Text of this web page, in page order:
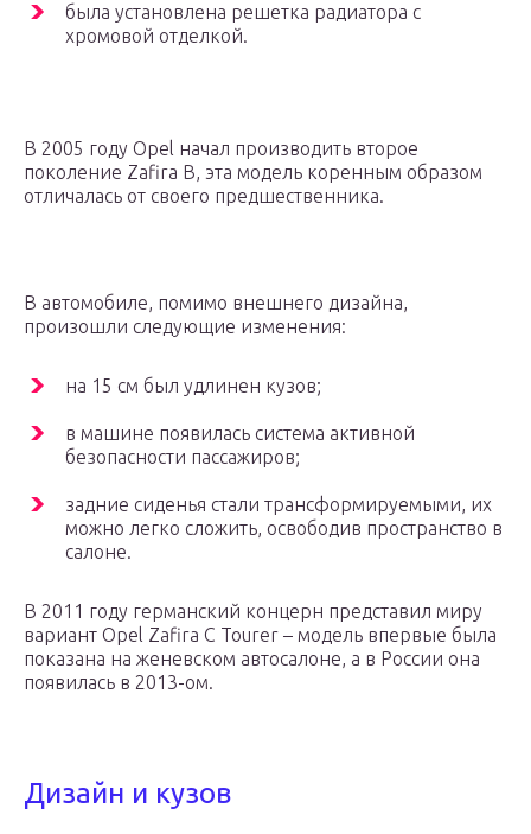
была установлена решетка радиатора с
хромовой отделкой.
В 2005 году Opel начал производить второе
поколение Zafira B, эта модель коренным образом
отличалась от своего предшественника.
В автомобиле, помимо внешнего дизайна,
произошли следующие изменения:
на 15 см был удлинен кузов;
в машине появилась система активной
безопасности пассажиров;
задние сиденья стали трансформируемыми, их
можно легко сложить, освободив пространство в
салоне.
В 2011 году германский концерн представил миру
вариант Opel Zafira C Tourer – модель впервые была
показана на женевском автосалоне, а в России она
появилась в 2013-ом.
Дизайн и кузов